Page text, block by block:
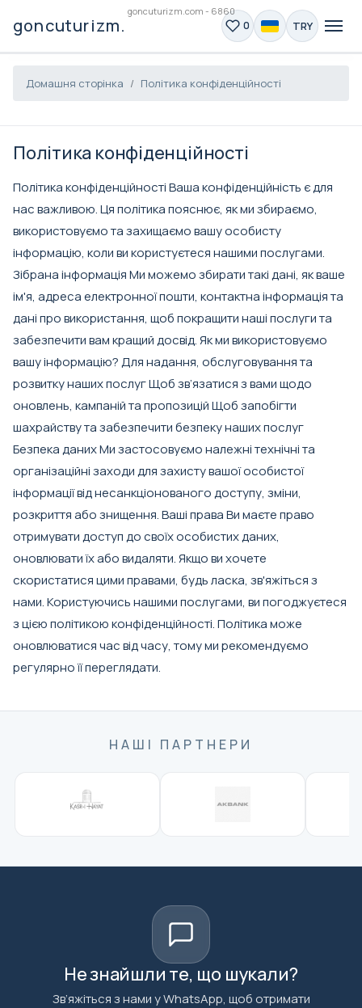
goncuturizm.com - 6860
goncuturizm.com 0 TRY
Домашня сторінка Політика конфіденційності
Політика конфіденційності
Політика конфіденційності Ваша конфіденційність є для
нас важливою. Ця політика пояснює, як ми збираємо,
використовуємо та захищаємо вашу особисту
інформацію, коли ви користуєтеся нашими послугами.
Зібрана інформація Ми можемо збирати такі дані, як ваше
ім'я, адреса електронної пошти, контактна інформація та
дані про використання, щоб покращити наші послуги та
забезпечити вам кращий досвід. Як ми використовуємо
вашу інформацію? Для надання, обслуговування та
розвитку наших послуг Щоб зв’язатися з вами щодо
оновлень, кампаній та пропозицій Щоб запобігти
шахрайству та забезпечити безпеку наших послуг
Безпека даних Ми застосовуємо належні технічні та
організаційні заходи для захисту вашої особистої
інформації від несанкціонованого доступу, зміни,
розкриття або знищення. Ваші права Ви маєте право
отримувати доступ до своїх особистих даних,
оновлювати їх або видаляти. Якщо ви хочете
скористатися цими правами, будь ласка, зв'яжіться з
нами. Користуючись нашими послугами, ви погоджуєтеся
з цією політикою конфіденційності. Політика може
оновлюватися час від часу, тому ми рекомендуємо
регулярно її переглядати.
НАШІ ПАРТНЕРИ
Не знайшли те, що шукали?
Зв’яжіться з нами у WhatsApp, щоб отримати